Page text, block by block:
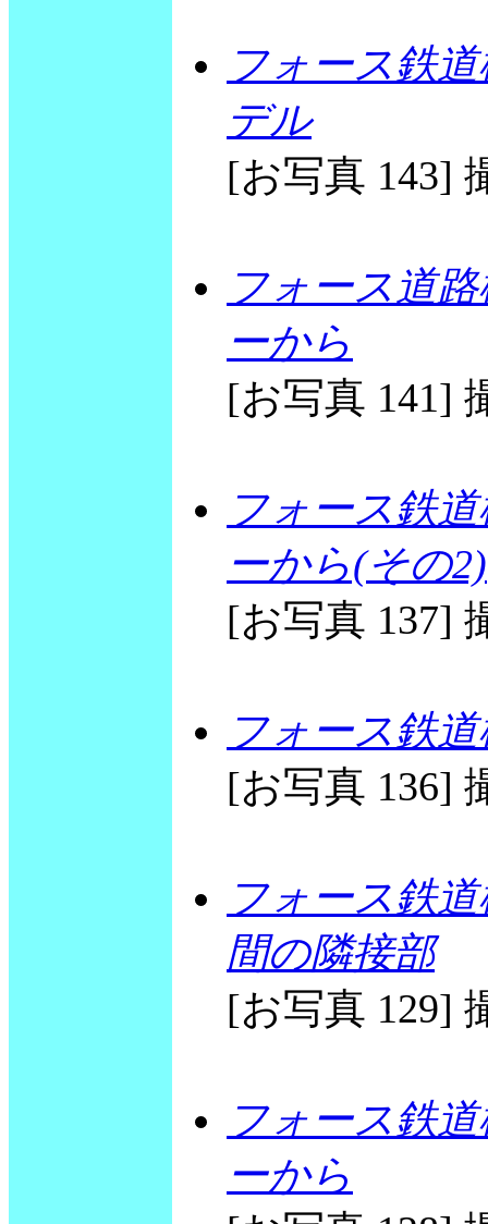
フォース鉄
デル
[お写真 143]
フォース道
ーから
[お写真 141]
フォース鉄
ーから(その2)
[お写真 137]
フォース鉄
[お写真 136]
フォース鉄
間の隣接部
[お写真 129]
フォース鉄
ーから